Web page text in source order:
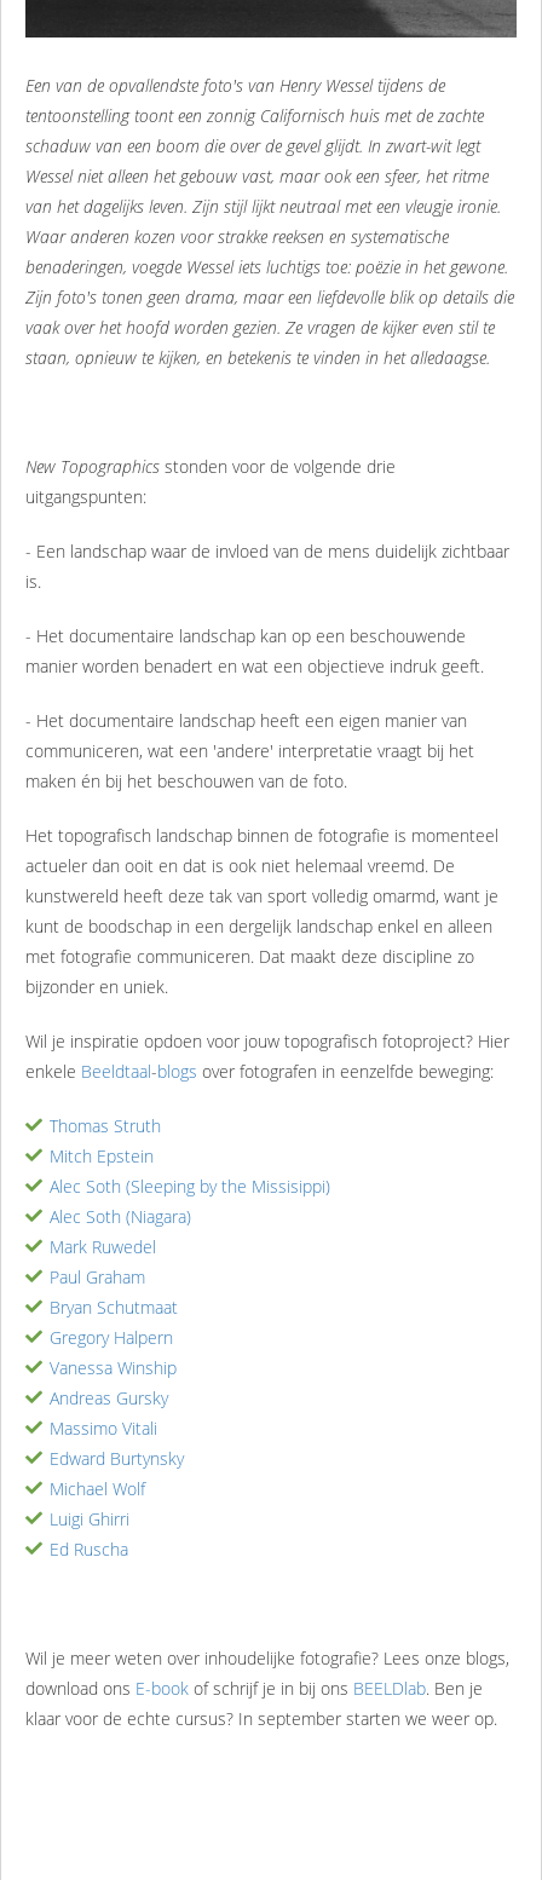
Een van de opvallendste foto's van Henry Wessel tijdens de
tentoonstelling toont een zonnig Californisch huis met de zachte
schaduw van een boom die over de gevel glijdt. In zwart-wit legt
Wessel niet alleen het gebouw vast, maar ook een sfeer, het ritme
van het dagelijks leven. Zijn stijl lijkt neutraal met een vleugje ironie.
Waar anderen kozen voor strakke reeksen en systematische
benaderingen, voegde Wessel iets luchtigs toe: poëzie in het gewone.
Zijn foto's tonen geen drama, maar een liefdevolle blik op details die
vaak over het hoofd worden gezien. Ze vragen de kijker even stil te
staan, opnieuw te kijken, en betekenis te vinden in het alledaagse.
New Topographics stonden voor de volgende drie
uitgangspunten:
- Een landschap waar de invloed van de mens duidelijk zichtbaar
is.
- Het documentaire landschap kan op een beschouwende
manier worden benadert en wat een objectieve indruk geeft.
- Het documentaire landschap heeft een eigen manier van
communiceren, wat een 'andere' interpretatie vraagt bij het
maken én bij het beschouwen van de foto.
Het topografisch landschap binnen de fotografie is momenteel
actueler dan ooit en dat is ook niet helemaal vreemd. De
kunstwereld heeft deze tak van sport volledig omarmd, want je
kunt de boodschap in een dergelijk landschap enkel en alleen
met fotografie communiceren. Dat maakt deze discipline zo
bijzonder en uniek.
Wil je inspiratie opdoen voor jouw topografisch fotoproject? Hier
enkele Beeldtaal-blogs over fotografen in eenzelfde beweging:
Thomas Struth
Mitch Epstein
Alec Soth (Sleeping by the Missisippi)
Alec Soth (Niagara)
Mark Ruwedel
Paul Graham
Bryan Schutmaat
Gregory Halpern
Vanessa Winship
Andreas Gursky
Massimo Vitali
Edward Burtynsky
Michael Wolf
Luigi Ghirri
Ed Ruscha
Wil je meer weten over inhoudelijke fotografie? Lees onze blogs,
download ons E-book of schrijf je in bij ons BEELDlab. Ben je
klaar voor de echte cursus? In september starten we weer op.